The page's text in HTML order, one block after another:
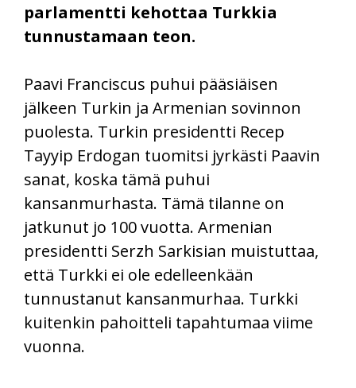
parlamentti kehottaa Turkkia
tunnustamaan teon.
Paavi Franciscus puhui pääsiäisen
jälkeen Turkin ja Armenian sovinnon
puolesta. Turkin presidentti Recep
Tayyip Erdogan tuomitsi jyrkästi Paavin
sanat, koska tämä puhui
kansanmurhasta. Tämä tilanne on
jatkunut jo 100 vuotta. Armenian
presidentti Serzh Sarkisian muistuttaa,
että Turkki ei ole edelleenkään
tunnustanut kansanmurhaa. Turkki
kuitenkin pahoitteli tapahtumaa viime
vuonna.